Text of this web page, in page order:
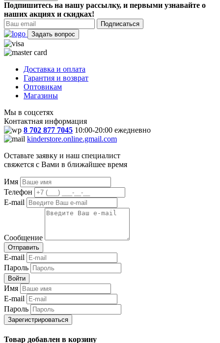
Подпишитесь на нашу рассылку, и первыми узнавайте о
наших акциях и скидках!
Подписаться
Задать вопрос
Доставка и оплата
Гарантия и возврат
Оптовикам
Магазины
Мы в соцсетях
Контактная информация
8 702 877 7045 10:00-20:00 ежедневно
kinderstore.online.gmail.com
Оставьте заявку и наш специалист
свяжется с Вами в ближайшее время
Имя
Телефон
E-mail
Сообщение
Отправить
E-mail
Пароль
Войти
Имя
E-mail
Пароль
Зарегистрироваться
Товар добавлен в корзину